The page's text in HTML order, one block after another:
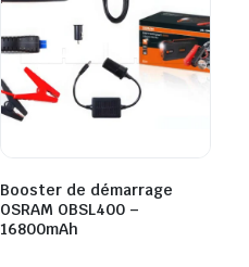
Booster de démarrage
OSRAM OBSL400 –
16800mAh